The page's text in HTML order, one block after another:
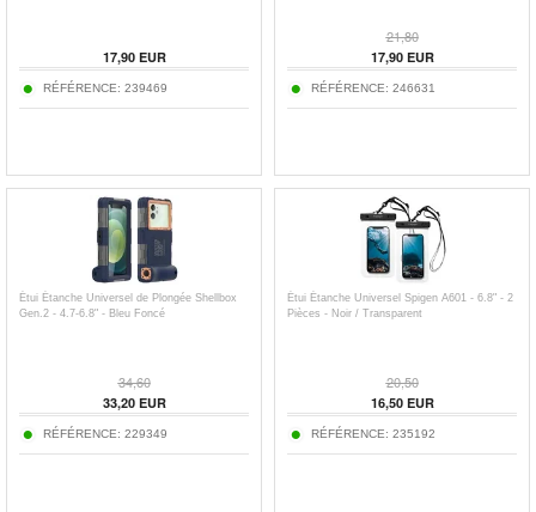
17,90EUR
RÉFÉRENCE: 239469
21,80
17,90EUR
RÉFÉRENCE: 246631
Étui Étanche Universel de Plongée Shellbox
Gen.2 - 4.7-6.8" - Bleu Foncé
34,60
33,20EUR
RÉFÉRENCE: 229349
Étui Étanche Universel Spigen A601 - 6.8" - 2
Pièces - Noir / Transparent
20,50
16,50EUR
RÉFÉRENCE: 235192